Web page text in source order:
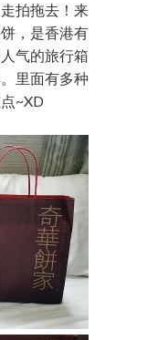
拍拖去！来
，是香港有
气的旅行箱
里面有多种
~XD